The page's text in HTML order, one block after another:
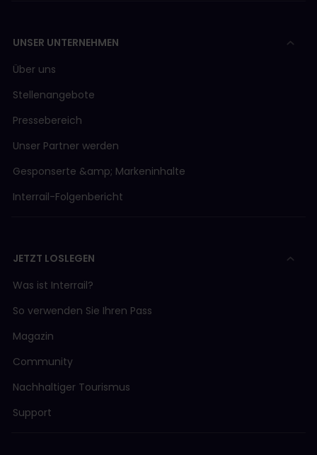
UNSER UNTERNEHMEN
Über uns
Stellenangebote
Pressebereich
Unser Partner werden
Gesponserte &amp; Markeninhalte
Interrail-Folgenbericht
JETZT LOSLEGEN
Was ist Interrail?
So verwenden Sie Ihren Pass
Magazin
Community
Nachhaltiger Tourismus
Support